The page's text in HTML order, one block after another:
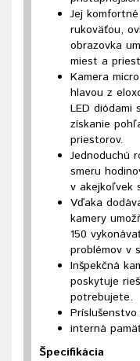
Jej
rukoväťou,
obrazovka
miest a
Kamera
hlavou z
LED diódami
získanie
priestorov.
Jednoduchú
smeru
v akejkoľvek
Vďaka
kamery
150
problémov v
Inšpekčná
poskytuje
potrebujete.
interná
Špecifikácia